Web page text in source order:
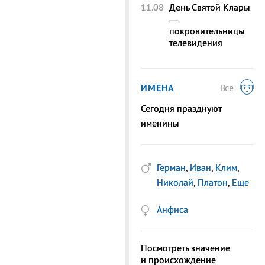
11.08 День Святой Клары
—
покровительницы
телевидения
ИМЕНА
Все
Сегодня празднуют
именины
Герман, Иван, Клим,
Николай, Платон, Еще
Анфиса
Посмотреть значение
и происхождение